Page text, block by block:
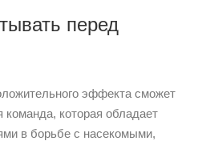
перед
эффекта сможет
которая обладает
в борьбе с насекомыми,